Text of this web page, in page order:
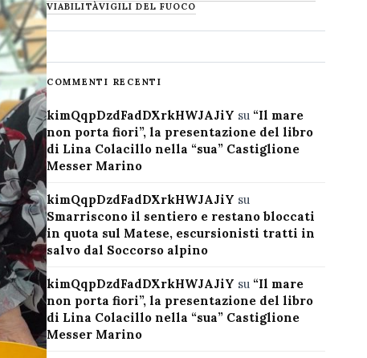
VIABILITÀVIGILI DEL FUOCO
COMMENTI RECENTI
kimQqpDzdFadDXrkHWJAJiY su “Il mare
non porta fiori”, la presentazione del libro
di Lina Colacillo nella “sua” Castiglione
Messer Marino
kimQqpDzdFadDXrkHWJAJiY su
Smarriscono il sentiero e restano bloccati
in quota sul Matese, escursionisti tratti in
salvo dal Soccorso alpino
kimQqpDzdFadDXrkHWJAJiY su “Il mare
non porta fiori”, la presentazione del libro
di Lina Colacillo nella “sua” Castiglione
Messer Marino